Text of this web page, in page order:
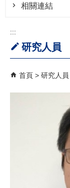
相關連結
:::
研究人員
首頁 研究人員